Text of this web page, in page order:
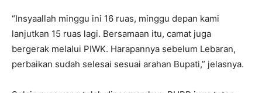
“Insyaallah minggu ini 16 ruas, minggu depan kami
lanjutkan 15 ruas lagi. Bersamaan itu, camat juga
bergerak melalui PIWK. Harapannya sebelum Lebaran,
perbaikan sudah selesai sesuai arahan Bupati,” jelasnya.